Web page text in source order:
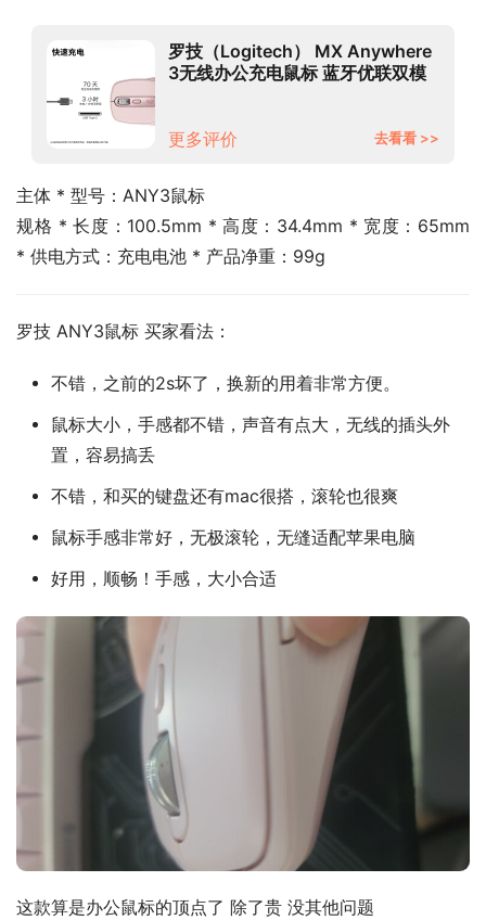
罗技（Logitech） MX Anywhere
3无线办公充电鼠标 蓝牙优联双模
更多评价 去看看 >>
主体 * 型号：ANY3鼠标
规格 * 长度：100.5mm * 高度：34.4mm * 宽度：65mm
* 供电方式：充电电池 * 产品净重：99g
罗技 ANY3鼠标 买家看法：
不错，之前的2s坏了，换新的用着非常方便。
鼠标大小，手感都不错，声音有点大，无线的插头外
置，容易搞丢
不错，和买的键盘还有mac很搭，滚轮也很爽
鼠标手感非常好，无极滚轮，无缝适配苹果电脑
好用，顺畅！手感，大小合适
这款算是办公鼠标的顶点了 除了贵 没其他问题